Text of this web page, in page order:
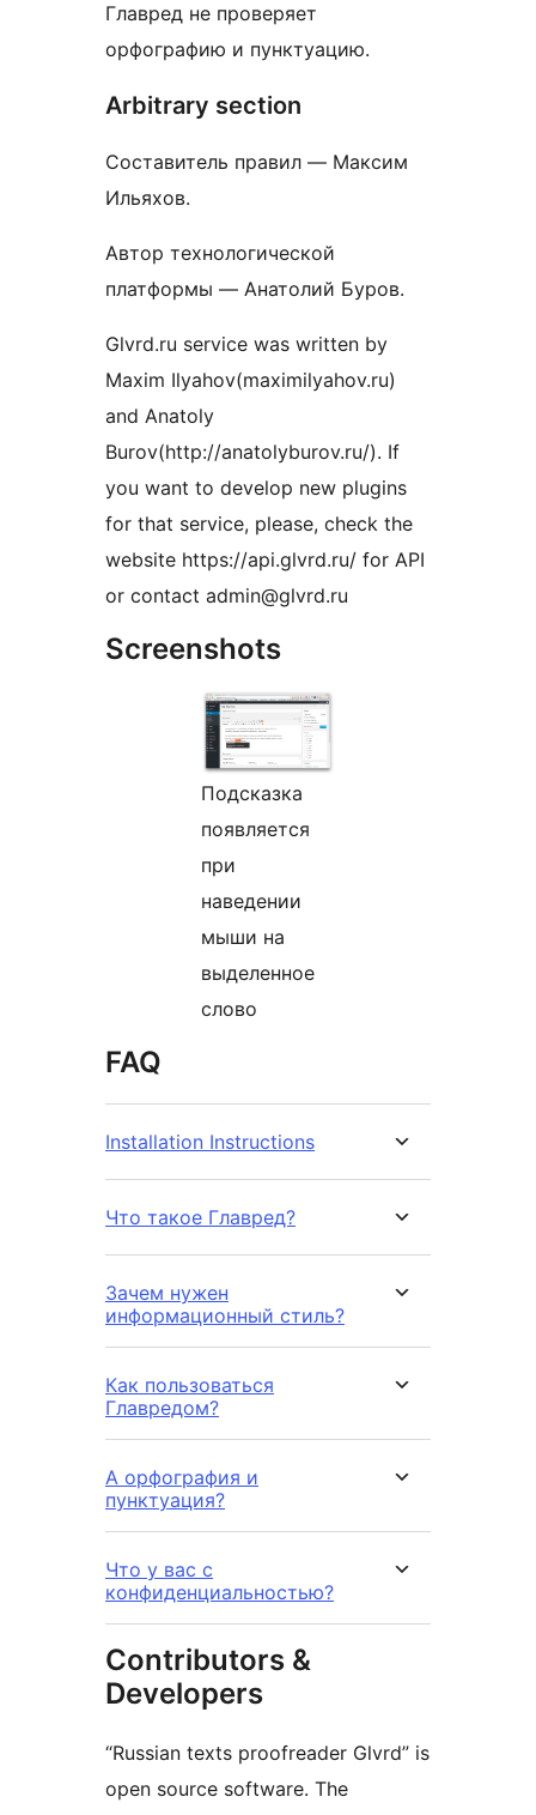
Главред не проверяет
орфографию и пунктуацию.
Arbitrary section
Составитель правил — Максим
Ильяхов.
Автор технологической
платформы — Анатолий Буров.
Glvrd.ru service was written by
Maxim Ilyahov(maximilyahov.ru)
and Anatoly
Burov(http://anatolyburov.ru/). If
you want to develop new plugins
for that service, please, check the
website https://api.glvrd.ru/ for API
or contact admin@glvrd.ru
Screenshots
Подсказка
появляется
при
наведении
мыши на
выделенное
слово
FAQ
Installation Instructions
Что такое Главред?
Зачем нужен
информационный стиль?
Как пользоваться
Главредом?
А орфография и
пунктуация?
Что у вас с
конфиденциальностью?
Contributors &
Developers
“Russian texts proofreader Glvrd” is
open source software. The